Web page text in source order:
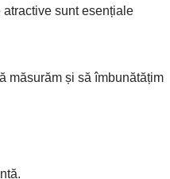
sunt esențiale
măsurăm și să îmbunătățim